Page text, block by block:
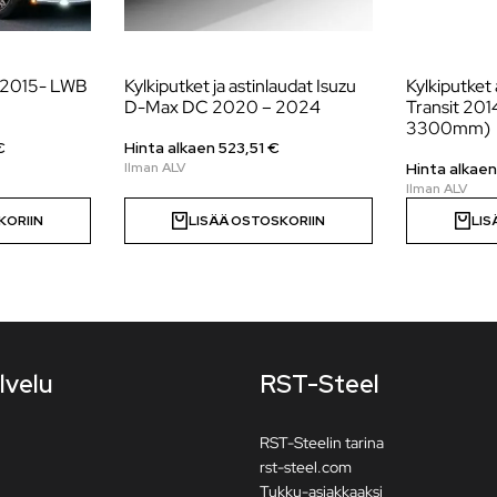
LWB
Kylkiputket ja astinlaudat Isuzu
D-Max DC 2020 – 2024
Hinta alkaen523,51€
LISÄÄ OSTOSKORIIN
Kylkiputket
Transit
3300mm)
Hinta
RST-Steel
RST-Steelin tarina
rst-steel.com
Tukku-asiakkaaksi